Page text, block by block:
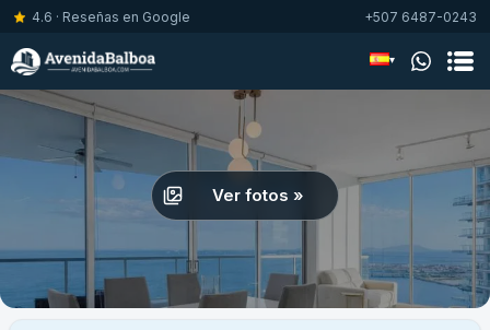
4.6 · Reseñas en Google +507 6487-0243
▾
Ver fotos »